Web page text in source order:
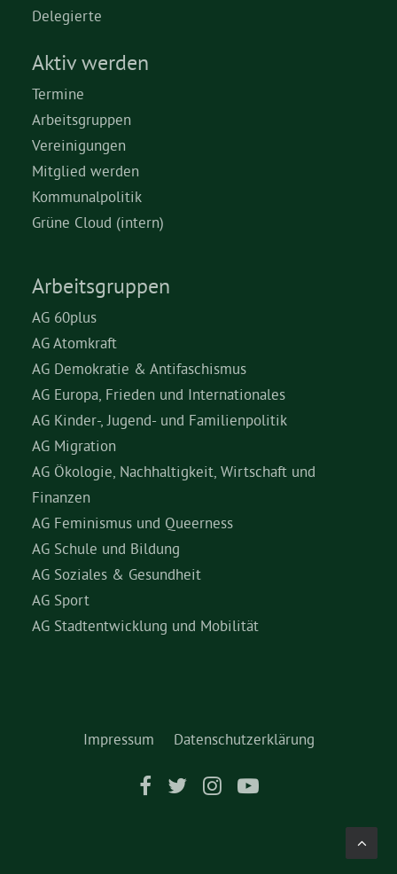
Kontakt
Delegierte
Aktiv werden
Termine
Arbeitsgruppen
Vereinigungen
Mitglied werden
Kommunalpolitik
Grüne Cloud (intern)
Arbeitsgruppen
AG 60plus
AG Atomkraft
AG Demokratie & Antifaschismus
AG Europa, Frieden und Internationales
AG Kinder-, Jugend- und Familienpolitik
AG Migration
AG Ökologie, Nachhaltigkeit, Wirtschaft und
Finanzen
AG Feminismus und Queerness
AG Schule und Bildung
AG Soziales & Gesundheit
AG Sport
AG Stadtentwicklung und Mobilität
Impressum Datenschutzerklärung